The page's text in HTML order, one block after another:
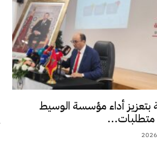
بتعزيز أداء مؤسسة الوسيط
متطلبات...